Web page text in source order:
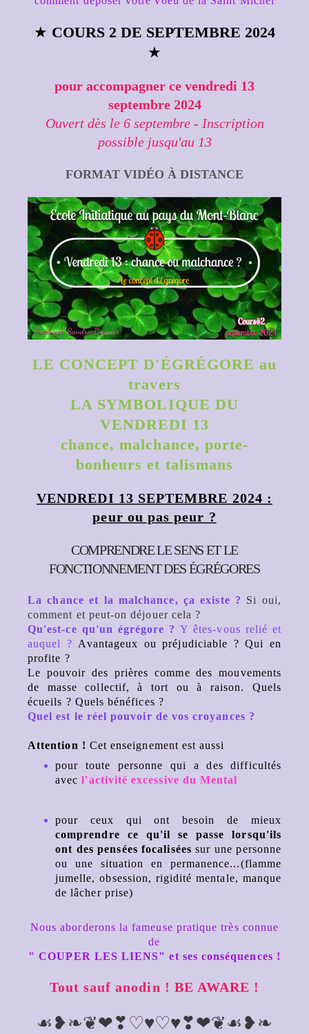
★ COURS 2 DE SEPTEMBRE 2024
★
pour accompagner ce vendredi 13
septembre 2024
Ouvert dès le 6 septembre - Inscription
possible jusqu'au 13
FORMAT VIDÉO À DISTANCE
LE CONCEPT D'ÉGRÉGORE au
travers
LA SYMBOLIQUE DU
VENDREDI 13
chance, malchance, porte-
bonheurs et talismans
VENDREDI 13 SEPTEMBRE 2024 :
peur ou pas peur ?
COMPRENDRE LE SENS ET LE
FONCTIONNEMENT DES ÉGRÉGORES
La chance et la malchance, ça existe ? Si oui,
comment et peut-on déjouer cela ?
Qu'est-ce qu'un égrégore ? Y êtes-vous relié et
auquel ? Avantageux ou préjudiciable ? Qui en
profite ?
Le pouvoir des prières comme des mouvements
de masse collectif, à tort ou à raison. Quels
écueils ? Quels bénéfices ?
Quel est le réel pouvoir de vos croyances ?
Attention ! Cet enseignement est aussi
pour toute personne qui a des difficultés
avec l'activité excessive du Mental
pour ceux qui ont besoin de mieux
comprendre ce qu'il se passe lorsqu'ils
ont des pensées focalisées sur une personne
ou une situation en permanence...(flamme
jumelle, obsession, rigidité mentale, manque
de lâcher prise)
Nous aborderons la fameuse pratique très connue
de
" COUPER LES LIENS" et ses conséquences !
Tout sauf anodin ! BE AWARE !
☙❥❧❦❤❣♡♥♡♥❣❤❦☙❥❧